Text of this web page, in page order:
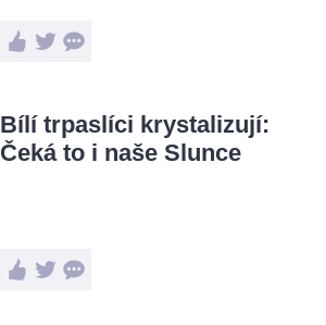
Bílí trpaslíci krystalizují:
Čeká to i naše Slunce